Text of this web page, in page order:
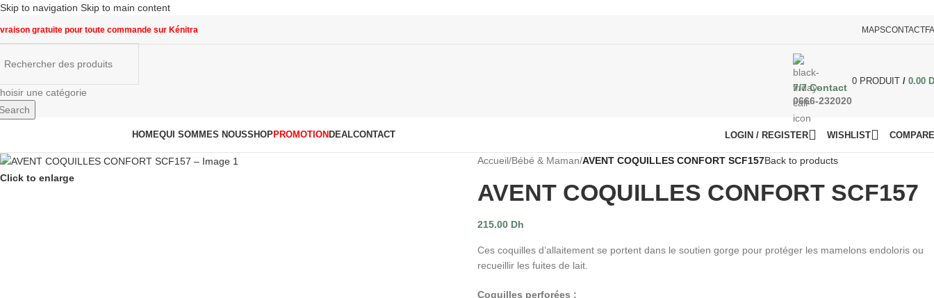
Skip to navigation Skip to main content
gratuite pour toute commande sur Kénitra MAPSCONTACT
une catégorie
7/7 Contact
0666-232020
0 PRODUIT / 0.00
HOMEQUI SOMMES NOUSSHOPPROMOTION DEALCONTACT LOGIN / REGISTER WISHLIST
Click to enlarge
Accueil/Bébé & Maman/AVENT COQUILLES CONFORT SCF157Back to products
AVENT COQUILLES CONFORT SCF157
215.00 Dh
Ces coquilles d’allaitement se portent dans le soutien gorge pour protéger les mamelons endoloris ou
recueillir les fuites de lait.
Coquilles perforées :